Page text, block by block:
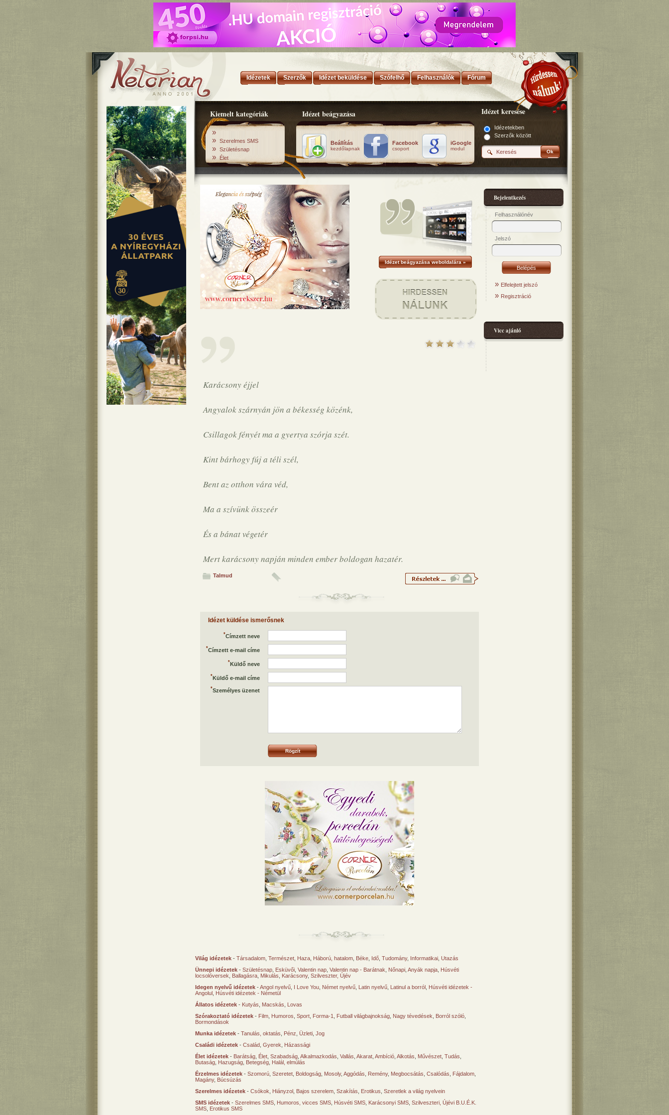
Idézetek Szerzők Idézet beküldése Szófelhő Felhasználók Fórum
Kiemelt kategóriák
»
» Szerelmes SMS
» Születésnap
» Élet
Idézet beágyazása
Beállítás
kezdőlapnak
Facebook
csoport
iGoogle
modul
Idézet keresése
Idézetekben
Szerzők között
Ok
Idézet beágyazása weboldalára »
Karácsony éjjel
Angyalok szárnyán jön a békesség közénk,
Csillagok fényét ma a gyertya szórja szét.
Kint bárhogy fúj a téli szél,
Bent az otthon vára véd,
Ma a szívünk összeér
És a bánat végetér
Mert karácsony napján minden ember boldogan hazatér.
Talmud
Idézet küldése ismerősnek
*Címzett neve
*Címzett e-mail címe
*Küldő neve
*Küldő e-mail címe
*Személyes üzenet
Rögzít
Világ idézetek - Társadalom Természet Haza Háború, hatalom Béke Idő Tudomány, Informatikai Utazás
Ünnepi idézetek - Születésnap Esküvői Valentin nap Valentin nap - Barátnak Nőnapi Anyák napja Húsvéti
locsolóversek
Ballagásra Mikulás Karácsony, Szilveszter, Újév
Idegen nyelvű idézetek -Angol nyelvű I Love You Német nyelvű Latin nyelvű Latinul a borról Húsvéti idézetek -
Angolul Húsvéti idézetek - Németül
Állatos idézetek - Kutyás Macskás
Lovas
Szórakoztató idézetek - Film Humoros Sport Forma-1 Futball világbajnokság Nagy tévedések Borról szóló
Bormondások
Munka idézetek - Tanulás, oktatás Pénz Üzleti Jog
Családi idézetek - Család Gyerek
Házassági
Élet idézetek - Barátság Élet Szabadság Alkalmazkodás Vallás Akarat Ambíció Alkotás Művészet Tudás
Butaság Hazugság Betegség Halál, elmúlás
Érzelmes idézetek - Szomorú Szeretet Boldogság Mosoly, Aggódás Remény, Megbocsátás Csalódás Fájdalom
Magány, Búcsúzás
Szerelmes idézetek - Csókok Hiányzol Bajos szerelem Szakítás Erotikus Szeretlek a világ nyelvein
SMS idézetek - Szerelmes SMS Humoros, vicces SMS Húsvéti SMS Karácsonyi SMS Szilveszteri, Újévi B.U.É.K.
SMS Erotikus SMS
Bejelentkezés
Felhasználónév
Jelszó
» Elfelejtett jelszó
» Regisztráció
Vicc ajánló